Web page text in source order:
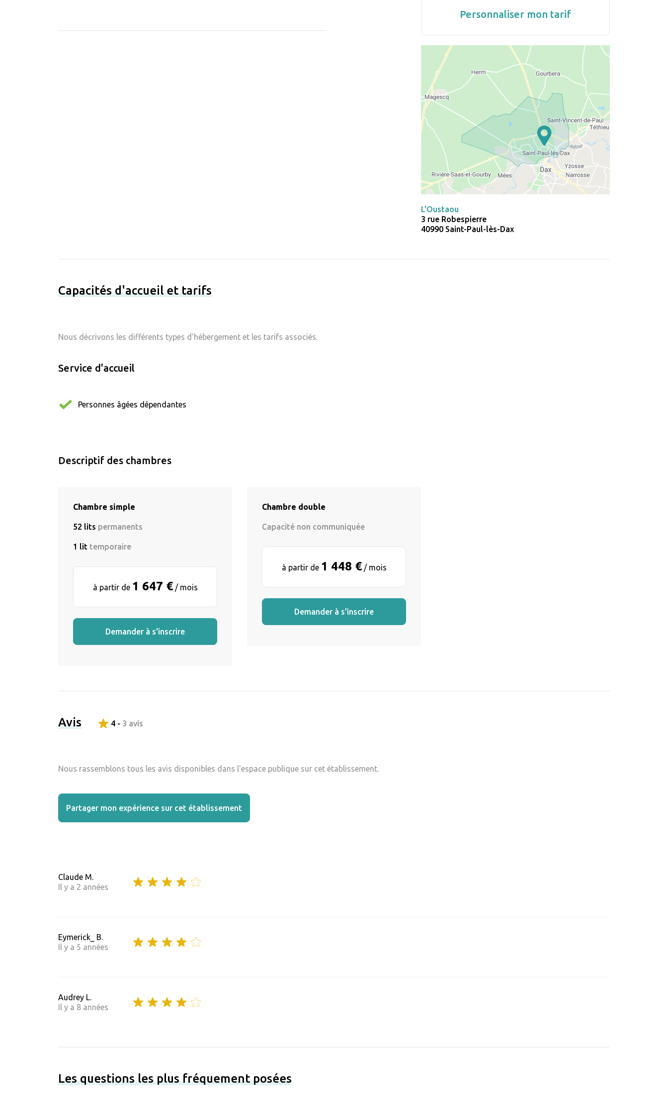
Personnaliser mon tarif
L'Oustaou
3 rue Robespierre
40990 Saint-Paul-lès-Dax
Capacités d'accueil et tarifs
Nous décrivons les différents types d'hébergement et les tarifs associés.
Service d'accueil
Personnes âgées dépendantes
Descriptif des chambres
Chambre simple
52 lits permanents
1 lit temporaire
à partir de 1 647 €/ mois
Demander à s'inscrire
Chambre double
Capacité non communiquée
à partir de 1 448 €/ mois
Demander à s'inscrire
Avis 4 - 3 avis
Nous rassemblons tous les avis disponibles dans l'espace publique sur cet établissement.
Partager mon expérience sur cet établissement
Claude M.
Il y a 2 années
Eymerick_ B.
Il y a 5 années
Audrey L.
Il y a 8 années
Les questions les plus fréquement posées